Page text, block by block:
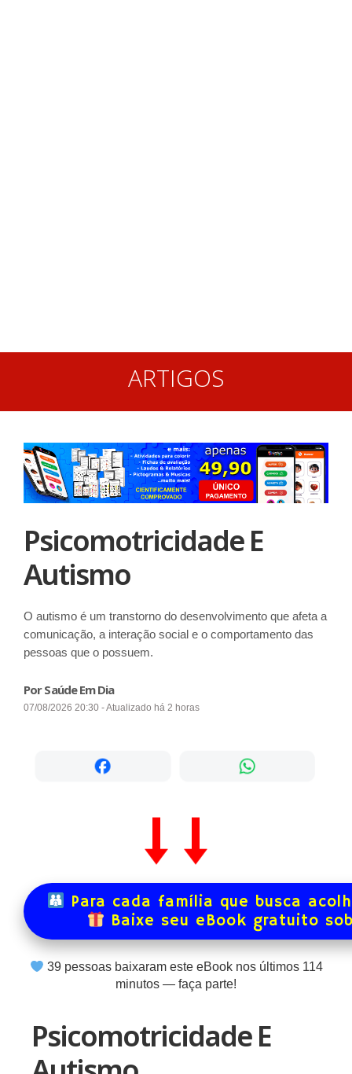
ARTIGOS
Psicomotricidade E
Autismo
O autismo é um transtorno do desenvolvimento que afeta a
comunicação, a interação social e o comportamento das
pessoas que o possuem.
Por Saúde Em Dia
07/08/2026 20:30 - Atualizado há 2 horas
Para cada família que busca
Baixe seu eBook gratuito
40 pessoas baixaram este eBook nos últimos114
minutos — faça parte!
Psicomotricidade E